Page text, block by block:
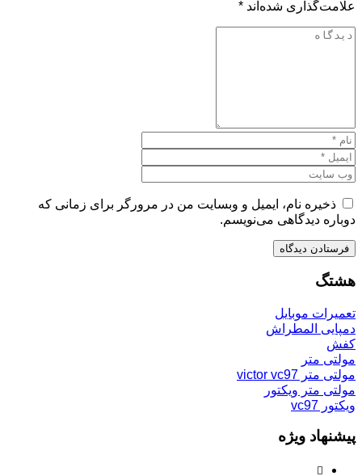
علامت‌گذاری شده‌اند *
ذخیره نام، ایمیل و وبسایت من در مرورگر برای زمانی که
دوباره دیدگاهی می‌نویسم.
هشتگ
تعمیرات موبایل
دمپایی المطراش
کفش
مولتی متر
مولتی متر victor vc97
مولتی متر ویکتور
ویکتور vc97
پیشنهاد ویژه